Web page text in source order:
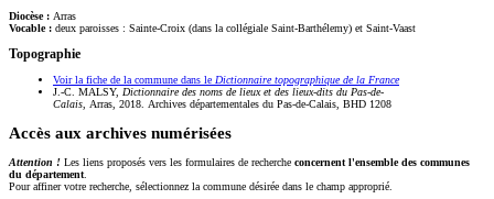
Diocèse : Arras
Vocable : deux paroisses : Sainte-Croix (dans la collégiale Saint-Barthélemy) et Saint-Vaast
Topographie
Voir la fiche de la commune dans le Dictionnaire topographique de la France
J.-C. MALSY, Dictionnaire des noms de lieux et des lieux-dits du Pas-de-
Calais, Arras, 2018. Archives départementales du Pas-de-Calais, BHD 1208
Accès aux archives numérisées
Attention ! Les liens proposés vers les formulaires de recherche concernent l'ensemble des communes
du département
Pour affiner votre recherche, sélectionnez la commune désirée dans le champ approprié.